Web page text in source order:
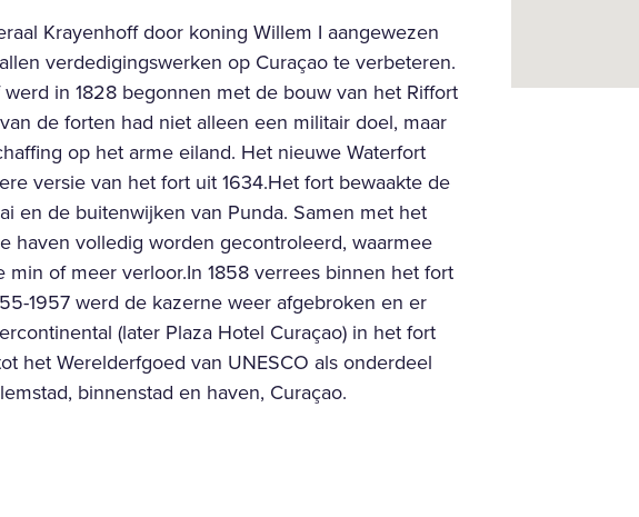
Krayenhoff door koning Willem I aangewezen
verdedigingswerken op Curaçao te verbeteren.
in 1828 begonnen met de bouw van het Riffort
de forten had niet alleen een militair doel, maar
op het arme eiland. Het nieuwe Waterfort
versie van het fort uit 1634.Het fort bewaakte de
en de buitenwijken van Punda. Samen met het
haven volledig worden gecontroleerd, waarmee
min of meer verloor.In 1858 verrees binnen het fort
1957 werd de kazerne weer afgebroken en er
(later Plaza Hotel Curaçao) in het fort
het Werelderfgoed van UNESCO als onderdeel
binnenstad en haven, Curaçao.